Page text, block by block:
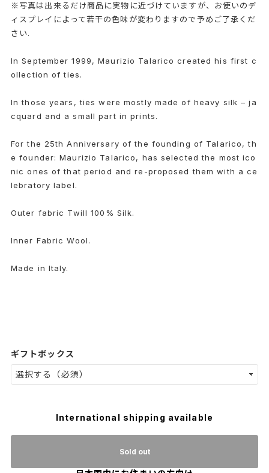
※写真は出来るだけ商品に実物に近づけていますが、お使いのデ
ィスプレイによって若干の色味が変わりますので予めご了承くだ
さい.
In September 1999, Maurizio Talarico created his first c
ollection of ties.
In those years, ties were mostly made of heavy silk – ja
cquard and a small part in prints.
For the 25th Anniversary of the founding of Talarico, th
e founder: Maurizio Talarico, has selected the most ico
nic ones of that period and re-proposed them with a ce
lebratory label.
Outer fabric Twill 100% Silk.
Inner Fabric Wool.
Made in Italy.
ギフトボックス
International shipping available
Sold out